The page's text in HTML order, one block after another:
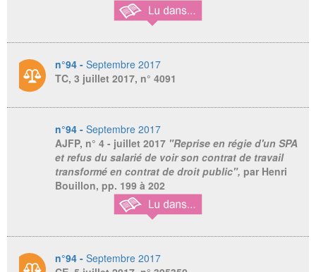
n°94 - Septembre 2017
TC, 3 juillet 2017, n° 4091
n°94 - Septembre 2017
AJFP, n° 4 - juillet 2017 "Reprise en régie d'un SPA
et refus du salarié de voir son contrat de travail
transformé en contrat de droit public", par Henri
Bouillon, pp. 199 à 202
n°94 - Septembre 2017